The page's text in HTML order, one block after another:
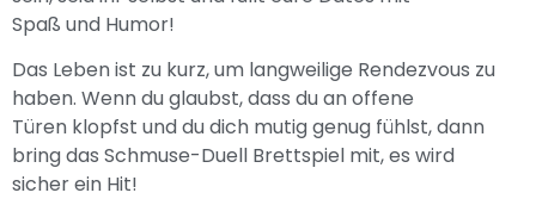
Spaß und Humor!
Das Leben ist zu kurz, um langweilige Rendezvous zu
haben. Wenn du glaubst, dass du an offene
Türen klopfst und du dich mutig genug fühlst, dann
bring das Schmuse-Duell Brettspiel mit, es wird
sicher ein Hit!